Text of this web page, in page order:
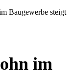
Baugewerbe steigt
im